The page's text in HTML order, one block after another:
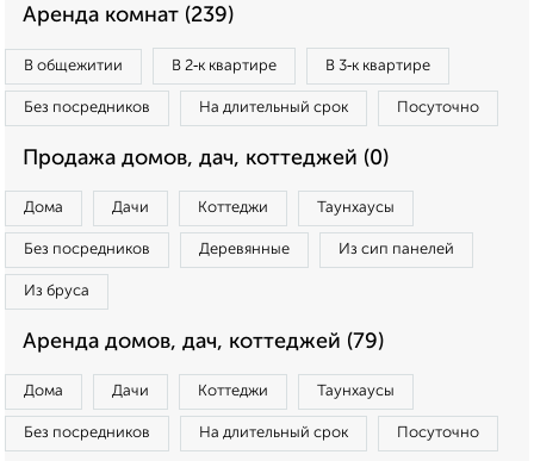
Аренда комнат (239)
В общежитии В 2‑к квартире В 3‑к квартире
Без посредников На длительный срок Посуточно
Продажа домов, дач, коттеджей (0)
Дома Дачи Коттеджи Таунхаусы
Без посредников Деревянные Из сип панелей
Из бруса
Аренда домов, дач, коттеджей (79)
Дома Дачи Коттеджи Таунхаусы
Без посредников На длительный срок Посуточно